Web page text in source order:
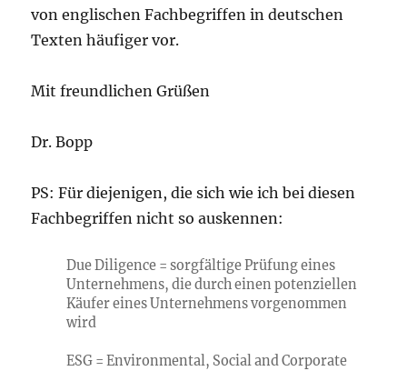
von englischen Fachbegriffen in deutschen
Texten häufiger vor.
Mit freundlichen Grüßen
Dr. Bopp
PS: Für diejenigen, die sich wie ich bei diesen
Fachbegriffen nicht so auskennen:
Due Diligence = sorgfältige Prüfung eines
Unternehmens, die durch einen potenziellen
Käufer eines Unternehmens vorgenommen
wird
ESG = Environmental, Social and Corporate